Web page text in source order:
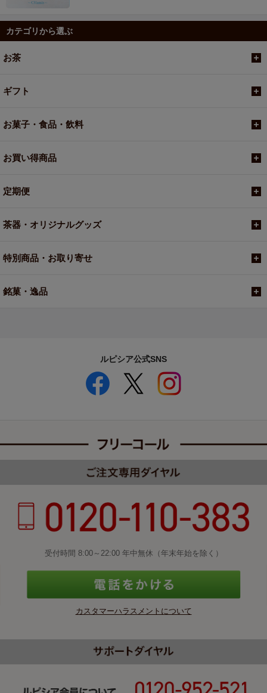
カテゴリから選ぶ
お茶
ギフト
お菓子・食品・飲料
お買い得商品
定期便
茶器・オリジナルグッズ
特別商品・お取り寄せ
銘菓・逸品
ルピシア公式SNS
受付時間 8:00～22:00 年中無休（年末年始を除く）
カスタマーハラスメントについて